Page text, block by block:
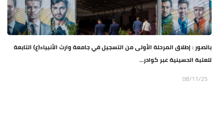
بالصور : إطلاق المرحلة الأولى من التسجيل في جامعة وارث الأنبياء(ع) التابعة
للعتبة الحسينية عبر كوادر...
08/11/25